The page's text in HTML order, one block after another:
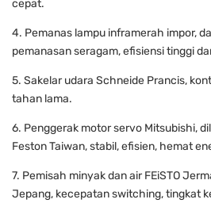
cepat.
4. Pemanas lampu inframerah impor,
pemanasan seragam, efisiensi tinggi
5. Sakelar udara Schneide Prancis,
tahan lama.
6. Penggerak motor servo Mitsubishi,
Feston Taiwan, stabil, efisien, hemat
7. Pemisah minyak dan air FEiSTO
Jepang, kecepatan switching, tingkat